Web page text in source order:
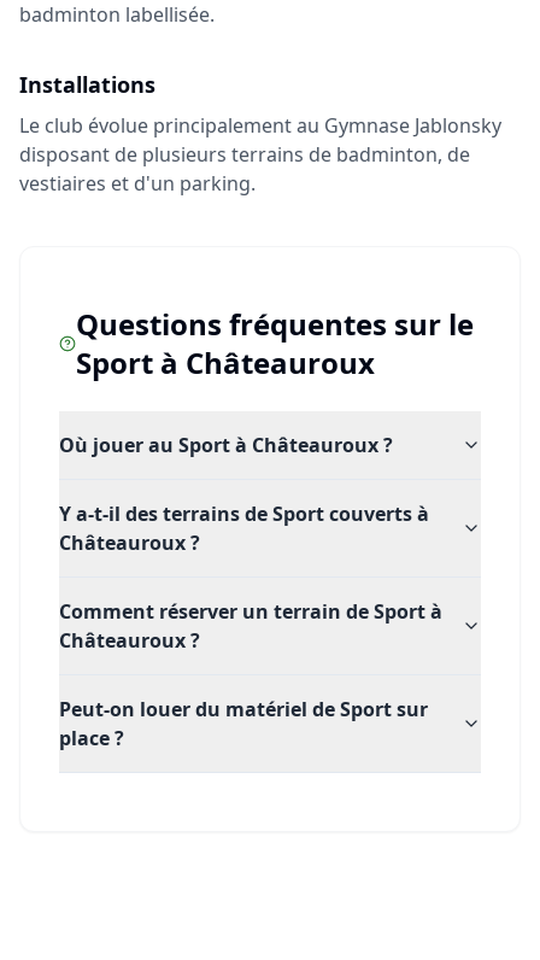
badminton labellisée.
Installations
Le club évolue principalement au Gymnase Jablonsky
disposant de plusieurs terrains de badminton, de
vestiaires et d'un parking.
Questions fréquentes sur le
Sportà Châteauroux
Où jouer au Sport à Châteauroux ?
Y a-t-il des terrains de Sport couverts à
Châteauroux ?
Comment réserver un terrain de Sport à
Châteauroux ?
Peut-on louer du matériel de Sport sur
place ?